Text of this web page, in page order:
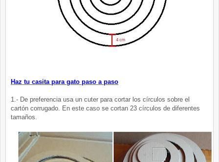
Haz tu casita para gato paso a paso
1.- De preferencia usa un cuter para cortar los círculos sobre el
cartón corrugado. En este caso se cortan 23 círculos de diferentes
tamaños.